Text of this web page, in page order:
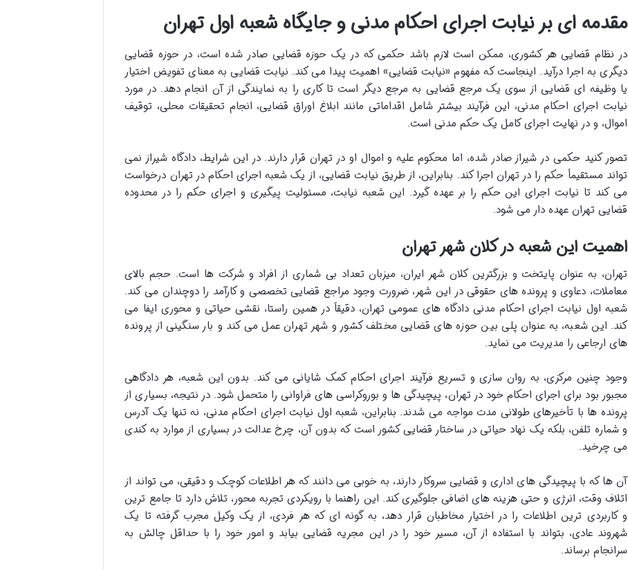
مقدمه ای بر نیابت اجرای احکام مدنی و جایگاه شعبه اول تهران
در نظام قضایی هر کشوری، ممکن است لازم باشد حکمی که در یک حوزه قضایی صادر شده است، در حوزه قضایی
دیگری به اجرا درآید. اینجاست که مفهوم «نیابت قضایی» اهمیت پیدا می کند. نیابت قضایی به معنای تفویض اختیار
یا وظیفه ای قضایی از سوی یک مرجع قضایی به مرجع دیگر است تا کاری را به نمایندگی از آن انجام دهد. در مورد
نیابت اجرای احکام مدنی، این فرآیند بیشتر شامل اقداماتی مانند ابلاغ اوراق قضایی، انجام تحقیقات محلی، توقیف
اموال، و در نهایت اجرای کامل یک حکم مدنی است.
تصور کنید حکمی در شیراز صادر شده، اما محکوم علیه و اموال او در تهران قرار دارند. در این شرایط، دادگاه شیراز نمی
تواند مستقیماً حکم را در تهران اجرا کند. بنابراین، از طریق نیابت قضایی، از یک شعبه اجرای احکام در تهران درخواست
می کند تا نیابت اجرای این حکم را بر عهده گیرد. این شعبه نیابت، مسئولیت پیگیری و اجرای حکم را در محدوده
قضایی تهران عهده دار می شود.
اهمیت این شعبه در کلان شهر تهران
تهران، به عنوان پایتخت و بزرگترین کلان شهر ایران، میزبان تعداد بی شماری از افراد و شرکت ها است. حجم بالای
معاملات، دعاوی و پرونده های حقوقی در این شهر، ضرورت وجود مراجع قضایی تخصصی و کارآمد را دوچندان می کند.
شعبه اول نیابت اجرای احکام مدنی دادگاه های عمومی تهران، دقیقاً در همین راستا، نقشی حیاتی و محوری ایفا می
کند. این شعبه، به عنوان پلی بین حوزه های قضایی مختلف کشور و شهر تهران عمل می کند و بار سنگینی از پرونده
های ارجاعی را مدیریت می نماید.
وجود چنین مرکزی، به روان سازی و تسریع فرآیند اجرای احکام کمک شایانی می کند. بدون این شعبه، هر دادگاهی
مجبور بود برای اجرای احکام خود در تهران، پیچیدگی ها و بوروکراسی های فراوانی را متحمل شود. در نتیجه، بسیاری از
پرونده ها با تأخیرهای طولانی مدت مواجه می شدند. بنابراین، شعبه اول نیابت اجرای احکام مدنی، نه تنها یک آدرس
و شماره تلفن، بلکه یک نهاد حیاتی در ساختار قضایی کشور است که بدون آن، چرخ عدالت در بسیاری از موارد به کندی
می چرخید.
آن ها که با پیچیدگی های اداری و قضایی سروکار دارند، به خوبی می دانند که هر اطلاعات کوچک و دقیقی، می تواند از
اتلاف وقت، انرژی و حتی هزینه های اضافی جلوگیری کند. این راهنما با رویکردی تجربه محور، تلاش دارد تا جامع ترین
و کاربردی ترین اطلاعات را در اختیار مخاطبان قرار دهد، به گونه ای که هر فردی، از یک وکیل مجرب گرفته تا یک
شهروند عادی، بتواند با استفاده از آن، مسیر خود را در این مجریه قضایی بیابد و امور خود را با حداقل چالش به
سرانجام برساند.